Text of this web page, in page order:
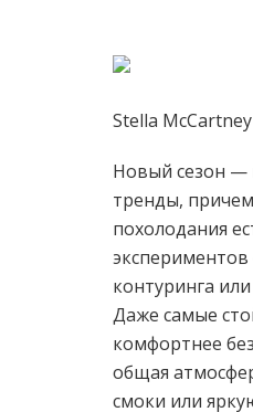
Stella
Новый сезон —
тренды,
похолодания
контуринга
Даже самые
комфортнее
общая
смоки или